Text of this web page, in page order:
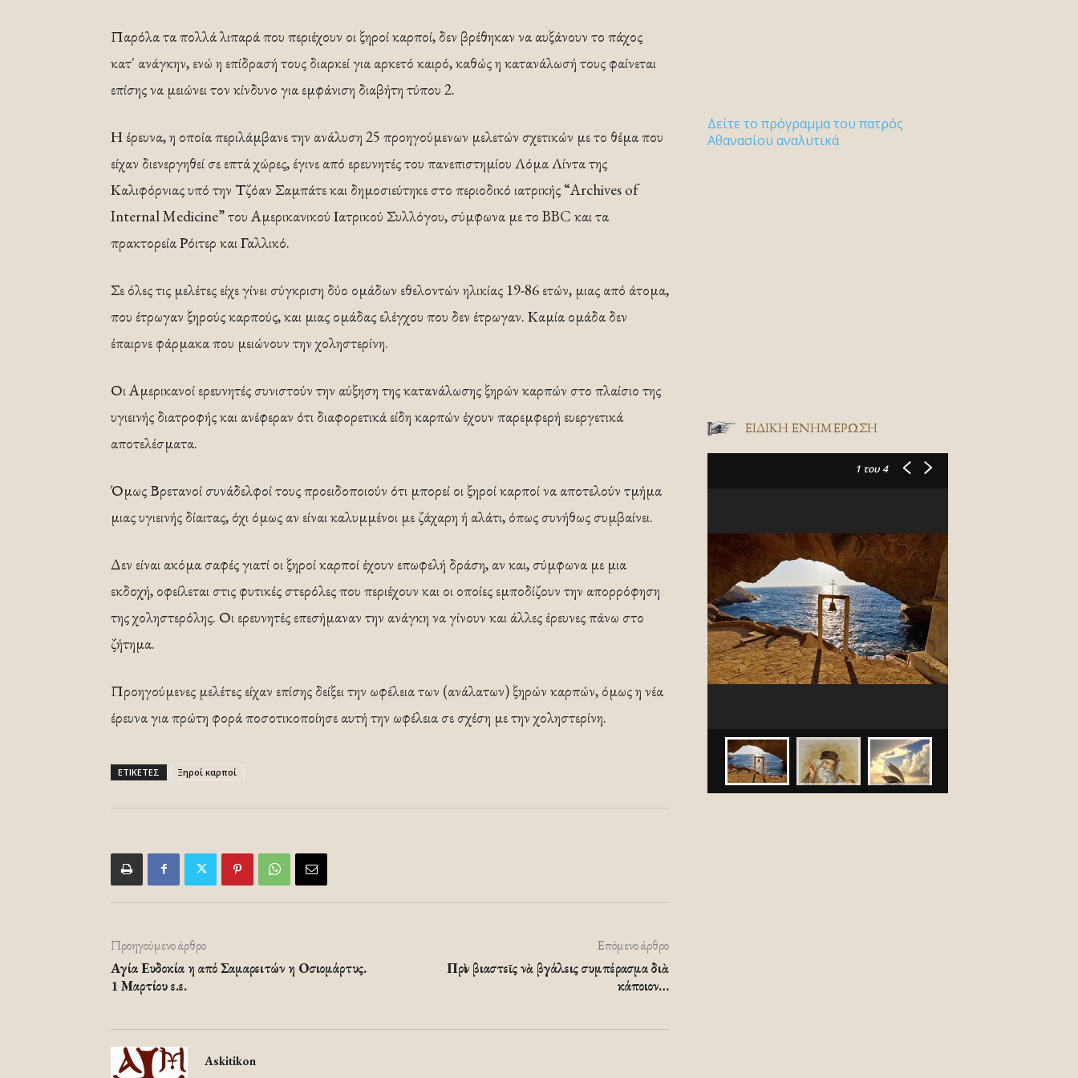
Παρόλα τα πολλά λιπαρά που περιέχουν οι ξηροί καρποί, δεν βρέθηκαν να αυξάνουν το πάχος
κατ΄ ανάγκην, ενώ η επίδρασή τους διαρκεί για αρκετό καιρό, καθώς η κατανάλωσή τους φαίνεται
επίσης να μειώνει τον κίνδυνο για εμφάνιση διαβήτη τύπου 2.
Η έρευνα, η οποία περιλάμβανε την ανάλυση 25 προηγούμενων μελετών σχετικών με το θέμα που
είχαν διενεργηθεί σε επτά χώρες, έγινε από ερευνητές του πανεπιστημίου Λόμα Λίντα της
Καλιφόρνιας υπό την Τζόαν Σαμπάτε και δημοσιεύτηκε στο περιοδικό ιατρικής “Archives of
Internal Medicine” του Αμερικανικού Ιατρικού Συλλόγου, σύμφωνα με το BBC και τα
πρακτορεία Ρόιτερ και Γαλλικό.
Σε όλες τις μελέτες είχε γίνει σύγκριση δύο ομάδων εθελοντών ηλικίας 19-86 ετών, μιας από άτομα,
που έτρωγαν ξηρούς καρπούς, και μιας ομάδας ελέγχου που δεν έτρωγαν. Καμία ομάδα δεν
έπαιρνε φάρμακα που μειώνουν την χοληστερίνη.
Οι Αμερικανοί ερευνητές συνιστούν την αύξηση της κατανάλωσης ξηρών καρπών στο πλαίσιο της
υγιεινής διατροφής και ανέφεραν ότι διαφορετικά είδη καρπών έχουν παρεμφερή ευεργετικά
αποτελέσματα.
Όμως Βρετανοί συνάδελφοί τους προειδοποιούν ότι μπορεί οι ξηροί καρποί να αποτελούν τμήμα
μιας υγιεινής δίαιτας, όχι όμως αν είναι καλυμμένοι με ζάχαρη ή αλάτι, όπως συνήθως συμβαίνει.
Δεν είναι ακόμα σαφές γιατί οι ξηροί καρποί έχουν επωφελή δράση, αν και, σύμφωνα με μια
εκδοχή, οφείλεται στις φυτικές στερόλες που περιέχουν και οι οποίες εμποδίζουν την απορρόφηση
της χοληστερόλης. Οι ερευνητές επεσήμαναν την ανάγκη να γίνουν και άλλες έρευνες πάνω στο
ζήτημα.
Προηγούμενες μελέτες είχαν επίσης δείξει την ωφέλεια των (ανάλατων) ξηρών καρπών, όμως η νέα
έρευνα για πρώτη φορά ποσοτικοποίησε αυτή την ωφέλεια σε σχέση με την χοληστερίνη.
ΕΤΙΚΕΤΕΣ Ξηροί καρποί
Προηγούμενο άρθρο
Αγία Ευδοκία η από Σαμαρειτών η Οσιομάρτυς.
1 Μαρτίου ε.ε.
Επόμενο άρθρο
Πρὶν βιαστεῖς νὰ βγάλεις συμπέρασμα διὰ
κάποιον…
Askitikon
Δείτε το πρόγραμμα του πατρός
Αθανασίου αναλυτικά
ΕΙΔΙΚΉ ΕΝΗΜΈΡΩΣΗ
1 του 4